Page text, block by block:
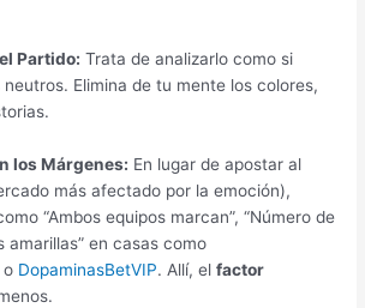
Partido: Trata de analizarlo como si
Elimina de tu mente los colores,
los Márgenes: En lugar de apostar al
más afectado por la emoción),
“Ambos equipos marcan”, “Número de
amarillas” en casas como
o DopaminasBetVIP. Allí, elfactor